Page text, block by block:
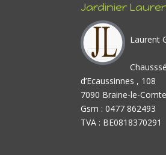
Jardinier
Laurent
d’Ecaussinnes , 108
7090 Braine-le-Comte
Gsm : 0477 862493
TVA : BE0818370291